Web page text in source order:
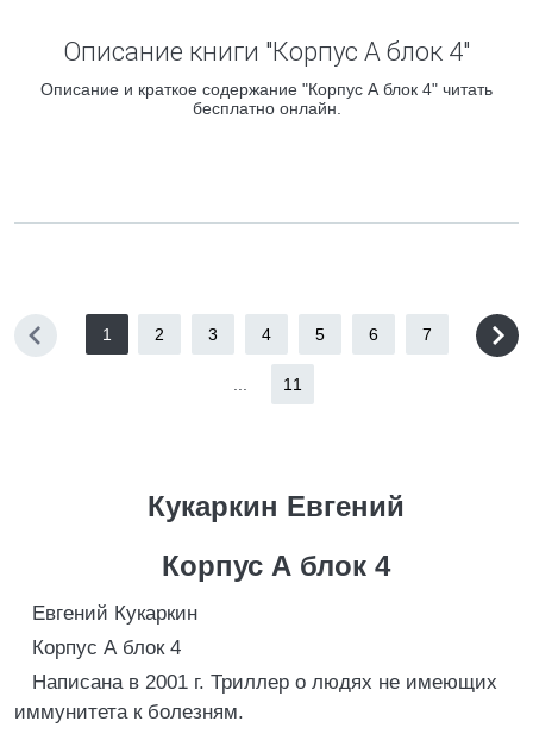
Описание книги "Корпус А блок 4"
Описание и краткое содержание "Корпус А блок 4" читать
бесплатно онлайн.
1 2 3 4 5 6 7
11
Кукаркин Евгений
Корпус А блок 4
Евгений Кукаркин
Корпус А блок 4
Написана в 2001 г. Триллер о людях не имеющих
иммунитета к болезням.